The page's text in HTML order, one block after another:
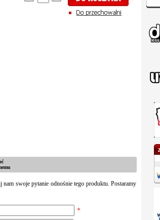
swoje pytanie odnośnie tego produktu. Postaramy